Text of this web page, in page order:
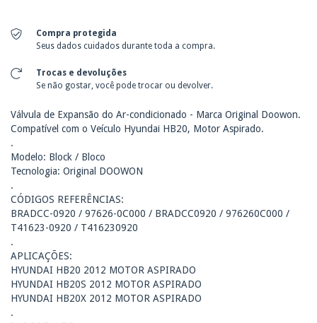
Compra protegida
Seus dados cuidados durante toda a compra.
Trocas e devoluções
Se não gostar, você pode trocar ou devolver.
Válvula de Expansão do Ar-condicionado - Marca Original Doowon.
Compatível com o Veículo Hyundai HB20, Motor Aspirado.
.
Modelo: Block / Bloco
Tecnologia: Original DOOWON
.
CÓDIGOS REFERÊNCIAS:
BRADCC-0920 / 97626-0C000 / BRADCC0920 / 976260C000 /
T41623-0920 / T416230920
.
APLICAÇÕES:
HYUNDAI HB20 2012 MOTOR ASPIRADO
HYUNDAI HB20S 2012 MOTOR ASPIRADO
HYUNDAI HB20X 2012 MOTOR ASPIRADO
.